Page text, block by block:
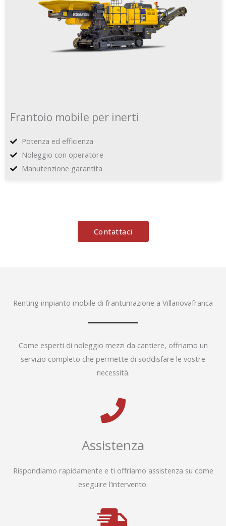
Frantoio mobile per inerti
Potenza ed efficienza
Noleggio con operatore
Manutenzione garantita
Contattaci
Renting impianto mobile di frantumazione a Villanovafranca
Come esperti di noleggio mezzi da cantiere, offriamo un
servizio completo che permette di soddisfare le vostre
necessità.
Assistenza
Rispondiamo rapidamente e ti offriamo assistenza su come
eseguire l’intervento.